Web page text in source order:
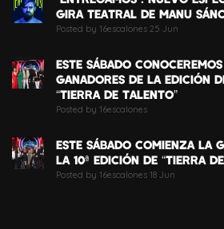
GIRA TEATRAL DE MANU
Posted by 16escalones 25 Jun
ESTE SÁBADO
GANADORES DE LA EDICIÓN
“TIERRA DE TALENTO”
Posted by 16escalones
ESTE SÁBADO COMIENZA LA
LA 10ª EDICIÓN DE “TIERRA
Posted by 16escalones 18 Jun